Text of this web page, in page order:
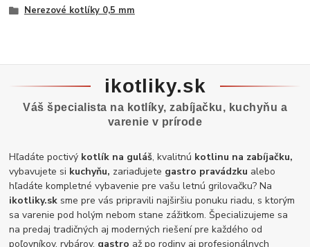
Nerezové kotlíky 0,5 mm
ikotliky.sk
Váš špecialista na kotlíky, zabíjačku, kuchyňu a
varenie v prírode
Hľadáte poctivý kotlík na guláš, kvalitnú kotlinu na zabíjačku,
vybavujete si kuchyňu, zariaďujete gastro pravádzku alebo
hľadáte kompletné vybavenie pre vašu letnú grilovačku? Na
ikotliky.sk sme pre vás pripravili najširšiu ponuku riadu, s ktorým
sa varenie pod holým nebom stane zážitkom. Špecializujeme sa
na predaj tradičných aj moderných riešení pre každého od
poľovníkov, rybárov, gastro až po rodiny aj profesionálnych